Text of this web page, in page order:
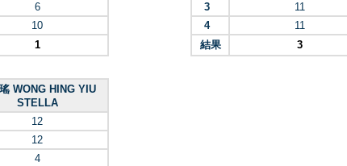
6
10
1
3
11
4
11
結果
3
WONG HING YIU
STELLA
12
12
4